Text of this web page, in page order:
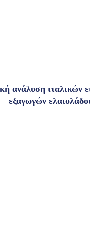
ανάλυση ιταλικών
εξαγωγών